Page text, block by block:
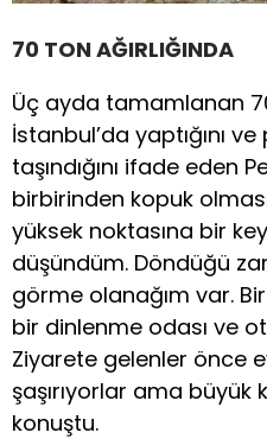
70 TON AĞIRLIĞINDA
Üç ayda tamamlanan
İstanbul’da yaptığını
taşındığını ifade eden
birbirinden kopuk
yüksek noktasına bir
düşündüm. Döndüğü
görme olanağım var.
bir dinlenme odası ve
Ziyarete gelenler önce
şaşırıyorlar ama büyük
konuştu.